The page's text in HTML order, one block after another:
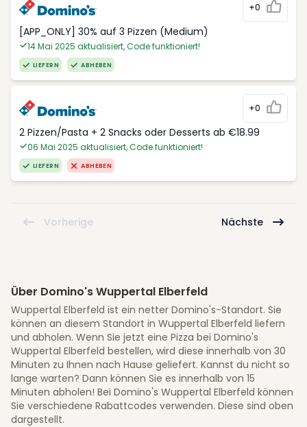
+0
[APP_ONLY] 30% auf 3 Pizzen (Medium)
14 Mai 2025 aktualisiert, Code funktioniert!
LIEFERN ABHEBEN
+0
2 Pizzen/Pasta + 2 Snacks oder Desserts ab €18.99
06 Mai 2025 aktualisiert, Code funktioniert!
LIEFERN ABHEBEN
Vorherige Nächste
Über Domino's Wuppertal Elberfeld
Wuppertal Elberfeld ist ein netter Domino's-Standort. Sie
können an diesem Standort in Wuppertal Elberfeld liefern
und abholen. Wenn Sie jetzt eine Pizza bei Domino's
Wuppertal Elberfeld bestellen, wird diese innerhalb von 30
Minuten zu Ihnen nach Hause geliefert. Kannst du nicht so
lange warten? Dann können Sie es innerhalb von 15
Minuten abholen! Bei Domino's Wuppertal Elberfeld können
Sie verschiedene Rabattcodes verwenden. Diese sind oben
dargestellt.